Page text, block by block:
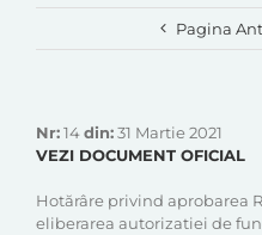
Pagina
Nr:14din:31 Martie 2021
VEZI DOCUMENT OFICIAL
Hotărâre privind aprobarea
eliberarea autorizatiei de